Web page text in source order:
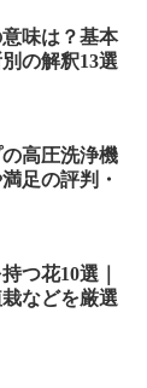
味は？基本
の解釈13選
高圧洗浄機
足の評判・
つ花10選｜
などを厳選